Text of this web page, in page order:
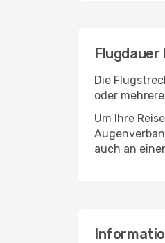
Flugdauer
Die
oder
Um Ihre
auch an